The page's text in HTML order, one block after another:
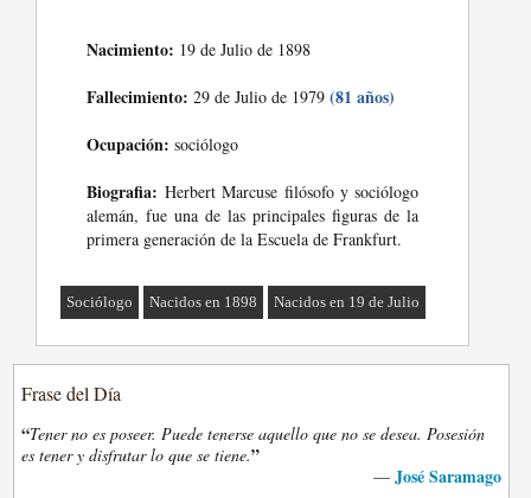
Nacimiento: 19 de Julio de 1898
Fallecimiento: 29 de Julio de 1979(81 años)
Ocupación: sociólogo
Biografia: Herbert Marcuse filósofo y sociólogo
alemán, fue una de las principales figuras de la
primera generación de la Escuela de Frankfurt.
Sociólogo Nacidos en 1898 Nacidos en 19 de Julio
Frase del Día
“Tener no es poseer. Puede tenerse aquello que no se desea. Posesión
es tener y disfrutar lo que se tiene.”
— José Saramago